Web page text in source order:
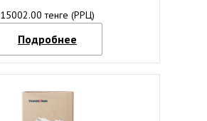
15002.00 тенге (РРЦ)
Подробнее